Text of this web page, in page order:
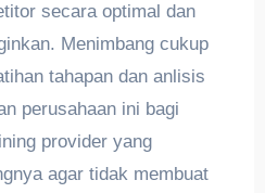
secara optimal dan
Menimbang cukup
tahapan dan anlisis
perusahaan ini bagi
provider yang
agar tidak membuat